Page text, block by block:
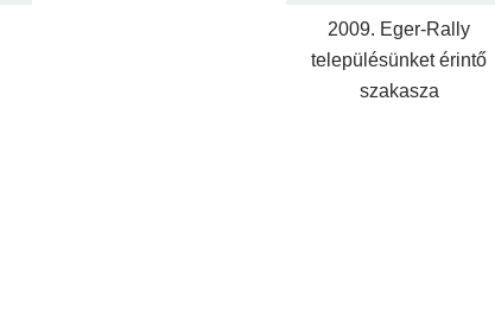
2009. Eger-Rally
településünket érintő
szakasza